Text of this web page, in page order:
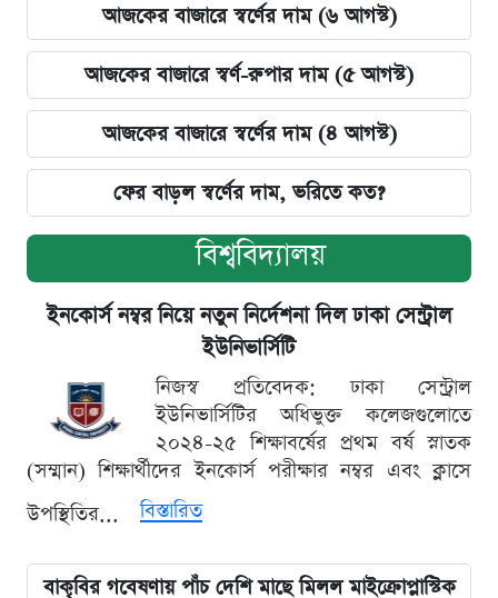
আজকের বাজারে স্বর্ণের দাম (৬ আগস্ট)
আজকের বাজারে স্বর্ণ-রুপার দাম (৫ আগস্ট)
আজকের বাজারে স্বর্ণের দাম (৪ আগস্ট)
ফের বাড়ল স্বর্ণের দাম, ভরিতে কত?
বিশ্ববিদ্যালয়
ইনকোর্স নম্বর নিয়ে নতুন নির্দেশনা দিল ঢাকা সেন্ট্রাল
ইউনিভার্সিটি
নিজস্ব প্রতিবেদক: ঢাকা সেন্ট্রাল
ইউনিভার্সিটির অধিভুক্ত কলেজগুলোতে
২০২৪-২৫ শিক্ষাবর্ষের প্রথম বর্ষ স্নাতক
(সম্মান) শিক্ষার্থীদের ইনকোর্স পরীক্ষার নম্বর এবং ক্লাসে
উপস্থিতির...
বিস্তারিত
বাকৃবির গবেষণায় পাঁচ দেশি মাছে মিলল মাইক্রোপ্লাস্টিক